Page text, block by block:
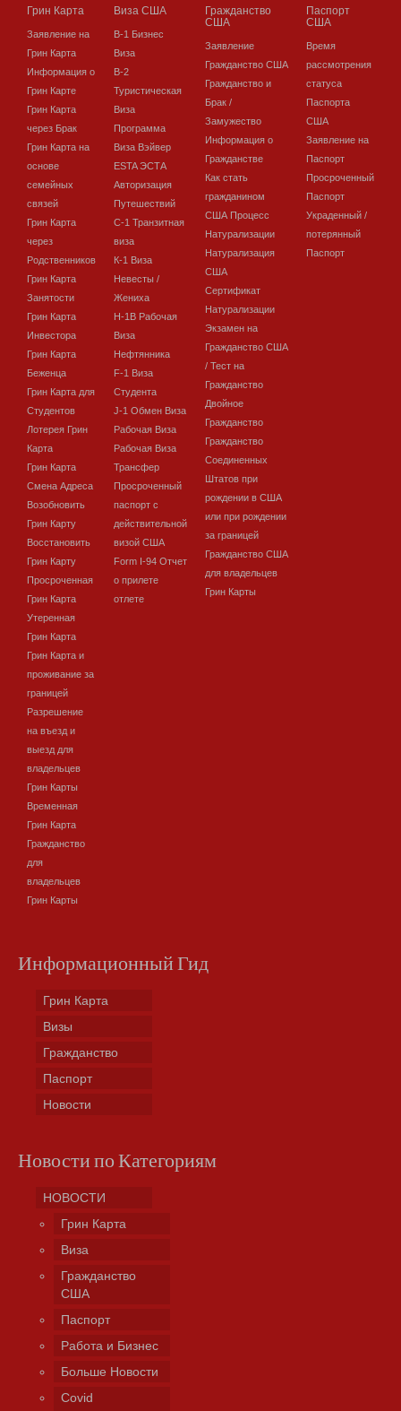
Грин Карта
Заявление на
Грин Карта
Информация о
Грин Карте
Грин Карта
через Брак
Грин Карта на
основе
семейных
связей
Грин Карта
через
Родственников
Грин Карта
Занятости
Грин Карта
Инвестора
Грин Карта
Беженца
Грин Карта для
Студентов
Лотерея Грин
Карта
Грин Карта
Смена Адреса
Возобновить
Грин Карту
Восстановить
Грин Карту
Просроченная
Грин Карта
Утеренная
Грин Карта
Грин Карта и
проживание за
границей
Разрешение
на въезд и
выезд для
владельцев
Грин Карты
Временная
Грин Карта
Гражданство
для
владельцев
Грин Карты
Виза США
В-1 Бизнес
Виза
В-2
Туристическая
Виза
Программа
Виза Вэйвер
ESTA ЭСТА
Авторизация
Путешествий
C-1 Транзитная
виза
К-1 Виза
Невесты /
Жениха
H-1B Рабочая
Виза
Нефтянника
F-1 Виза
Студента
J-1 Обмен Виза
Рабочая Виза
Рабочая Виза
Трансфер
Просроченный
паспорт с
действительной
визой США
Form I-94 Отчет
о прилете
отлете
Гражданство
США
Заявление
Гражданство США
Гражданство и
Брак /
Замужество
Информация о
Гражданстве
Как стать
гражданином
США Процесс
Натурализации
Натурализация
США
Сертификат
Натурализации
Экзамен на
Гражданство США
/ Тест на
Гражданство
Двойное
Гражданство
Гражданство
Соединенных
Штатов при
рождении в США
или при рождении
за границей
Гражданство США
для владельцев
Грин Карты
Паспорт
США
Время
рассмотрения
статуса
Паспорта
США
Заявление на
Паспорт
Просроченный
Паспорт
Украденный /
потерянный
Паспорт
Информационный Гид
Грин Карта
Визы
Гражданство
Паспорт
Новости
Новости по Категориям
НОВОСТИ
Грин Карта
Виза
Гражданство
США
Паспорт
Работа и Бизнес
Больше Новости
Covid